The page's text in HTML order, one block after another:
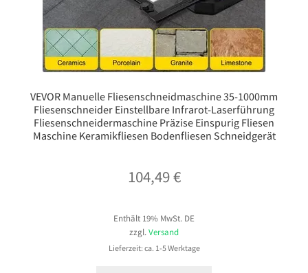
VEVOR Manuelle Fliesenschneidmaschine 35-1000mm
Fliesenschneider Einstellbare Infrarot-Laserführung
Fliesenschneidermaschine Präzise Einspurig Fliesen
Maschine Keramikfliesen Bodenfliesen Schneidgerät
104,49€
Enthält 19% MwSt. DE
zzgl. Versand
Lieferzeit: ca. 1-5 Werktage